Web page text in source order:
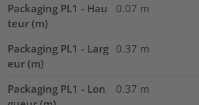
Packaging PL1 - Hau
teur (m)
0.07 m
Packaging PL1 - Larg
eur (m)
0.37 m
Packaging PL1 - Lon
0.37 m